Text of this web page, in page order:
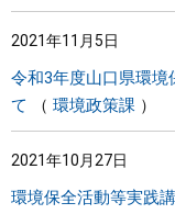
2021年11月5日
令和3年度山口県環
て
環境政策課
2021年10月27日
環境保全活動等実践